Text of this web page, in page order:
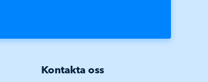
Kontakta oss